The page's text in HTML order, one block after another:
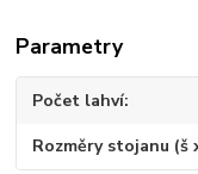
Parametry
Počet lahví
Rozměry stojanu (š